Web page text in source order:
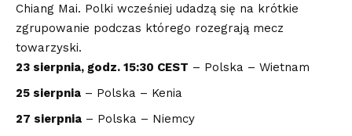
Chiang Mai. Polki wcześniej udadzą się na krótkie
zgrupowanie podczas którego rozegrają mecz
towarzyski.
23 sierpnia, godz. 15:30 CEST – Polska – Wietnam
25 sierpnia – Polska – Kenia
27 sierpnia – Polska – Niemcy